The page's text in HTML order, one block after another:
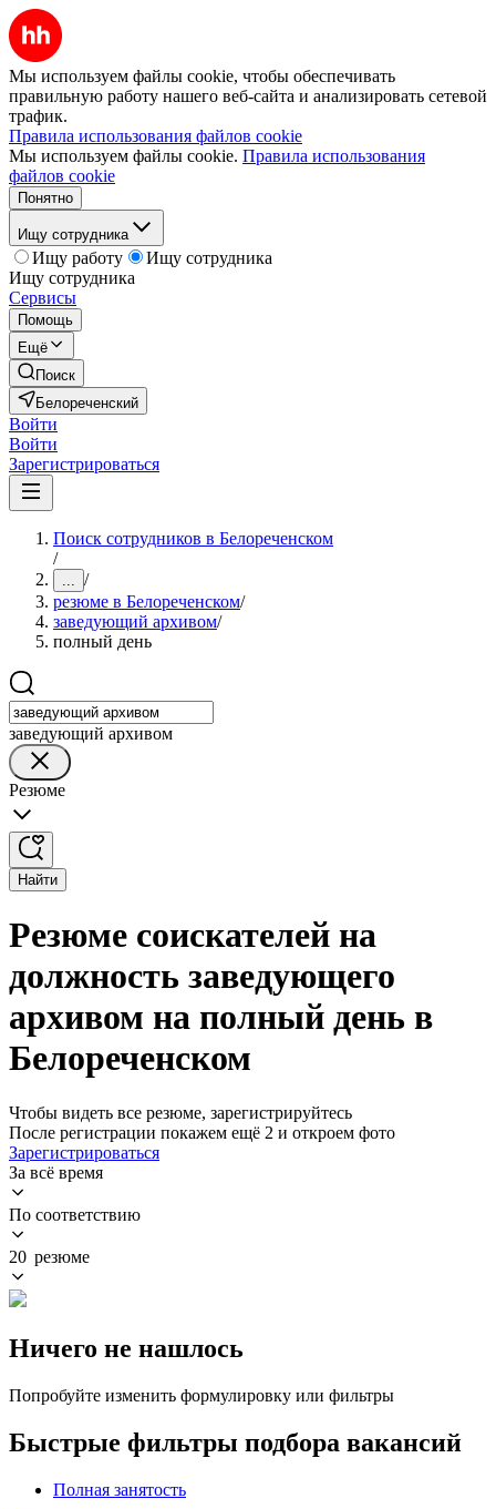
Мы используем файлы cookie, чтобы обеспечивать
правильную работу нашего веб-сайта и анализировать сетевой
трафик.
Правила использования файлов cookie
Мы используем файлы cookie. Правила использования
файлов cookie
Понятно
Ищу сотрудника
Ищу работу
Ищу сотрудника
Ищу сотрудника
Сервисы
Помощь
Ещё
Поиск
Белореченский
Войти
Войти
Зарегистрироваться
Поиск сотрудников в Белореченском
/
... /
резюме в Белореченском/
заведующий архивом/
полный день
заведующий архивом
Резюме
Найти
Резюме соискателей на
должность заведующего
архивом на полный день в
Белореченском
Чтобы видеть все резюме, зарегистрируйтесь
После регистрации покажем ещё 2 и откроем фото
Зарегистрироваться
За всё время
По соответствию
20 резюме
Ничего не нашлось
Попробуйте изменить формулировку или фильтры
Быстрые фильтры подбора вакансий
Полная занятость